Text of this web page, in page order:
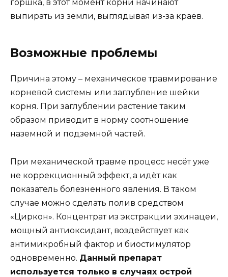
горшка, в этот момент корни начинают
выпирать из земли, выглядывая из-за краёв.
Возможные проблемы
Причина этому – механическое травмирование
корневой системы или заглубление шейки
корня. При заглублении растение таким
образом приводит в норму соотношение
наземной и подземной частей.
При механической травме процесс несёт уже
не коррекционный эффект, а идёт как
показатель болезненного явления. В таком
случае можно сделать полив средством
«Циркон». Концентрат из экстракции эхинацеи,
мощный антиоксидант, воздействует как
антимикробный фактор и биостимулятор
одновременно. Данный препарат
используется только в случаях острой